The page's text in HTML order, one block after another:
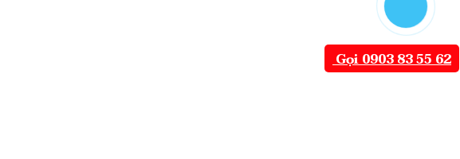
Gọi 0903 83 55 62